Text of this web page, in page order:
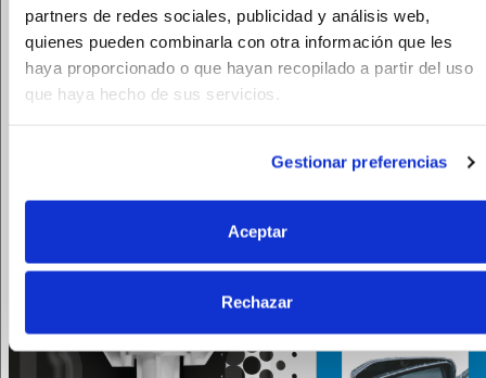
partners de redes sociales, publicidad y análisis web,
quienes pueden combinarla con otra información que les
haya proporcionado o que hayan recopilado a partir del uso
que haya hecho de sus servicios.
Gestionar preferencias
Aceptar
Rechazar